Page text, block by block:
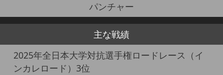
パンチャー
主な戦績
2025年全日本大学対抗選手権ロードレース（イ
ンカレロード）3位